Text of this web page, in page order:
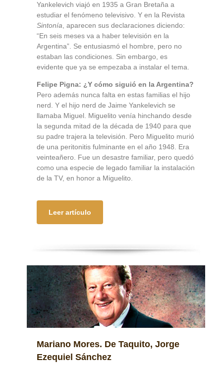
Yankelevich viajó en 1935 a Gran Bretaña a
estudiar el fenómeno televisivo. Y en la Revista
Sintonía , aparecen sus declaraciones diciendo:
“En seis meses va a haber televisión en la
Argentina”. Se entusiasmó el hombre, pero no
estaban las condiciones. Sin embargo, es
evidente que ya se empezaba a instalar el tema.
Felipe Pigna: ¿Y cómo siguió en la Argentina?
Pero además nunca falta en estas familias el hijo
nerd. Y el hijo nerd de Jaime Yankelevich se
llamaba Miguel. Miguelito venía hinchando desde
la segunda mitad de la década de 1940 para que
su padre trajera la televisión. Pero Miguelito murió
de una peritonitis fulminante en el año 1948. Era
veinteañero. Fue un desastre familiar, pero quedó
como una especie de legado familiar la instalación
de la TV, en honor a Miguelito.
Leer artículo
Mariano Mores. De Taquito, Jorge
Ezequiel Sánchez